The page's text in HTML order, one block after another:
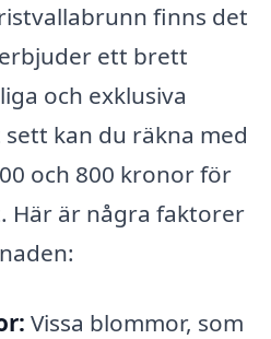
finns det
ett brett
och exklusiva
kan du räkna med
och 800 kronor för
Här är några faktorer
Vissa blommor, som